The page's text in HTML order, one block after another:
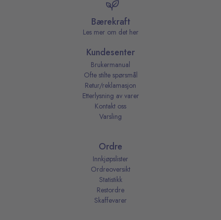
Bærekraft
Les mer om det her
Kundesenter
Brukermanual
Ofte stilte spørsmål
Retur/reklamasjon
Etterlysning av varer
Kontakt oss
Varsling
Ordre
Innkjøpslister
Ordreoversikt
Statistikk
Restordre
Skaffevarer